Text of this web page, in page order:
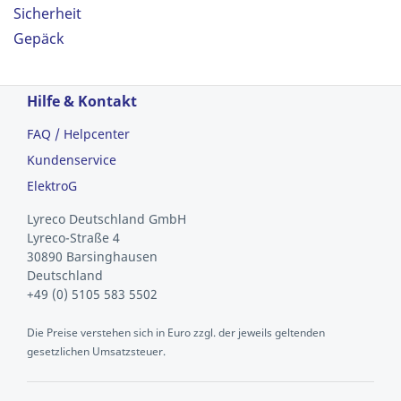
Sicherheit
Gepäck
Hilfe & Kontakt
FAQ / Helpcenter
Kundenservice
ElektroG
Lyreco Deutschland GmbH
Lyreco-Straße 4
30890 Barsinghausen
Deutschland
+49 (0) 5105 583 5502
Die Preise verstehen sich in Euro zzgl. der jeweils geltenden
gesetzlichen Umsatzsteuer.